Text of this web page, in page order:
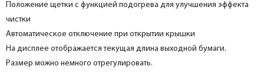
Положение щетки с функцией подогрева для улучшения эффекта
чистки
Автоматическое отключение при открытии крышки
На дисплее отображается текущая длина выходной бумаги.
Размер можно немного отрегулировать.